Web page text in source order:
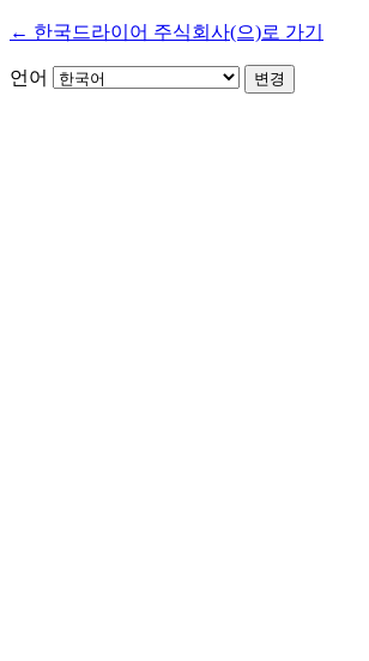
← 한국드라이어 주식회사(으)로 가기
언어